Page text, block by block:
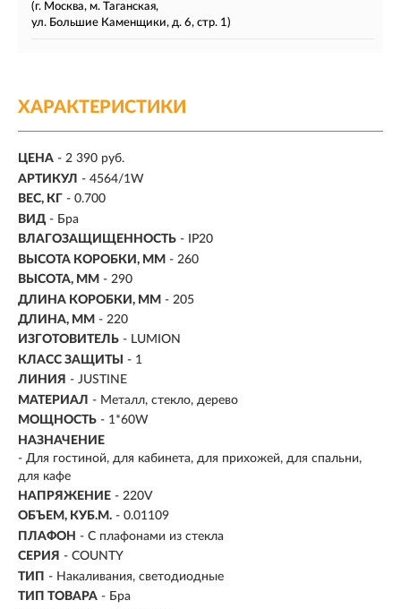
(г. Москва, м. Таганская,
ул. Большие Каменщики, д. 6, стр. 1)
ХАРАКТЕРИСТИКИ
ЦЕНА - 2 390 руб.
АРТИКУЛ - 4564/1W
ВЕС, КГ - 0.700
ВИД - Бра
ВЛАГОЗАЩИЩЕННОСТЬ - IP20
ВЫСОТА КОРОБКИ, ММ - 260
ВЫСОТА, ММ - 290
ДЛИНА КОРОБКИ, ММ - 205
ДЛИНА, ММ - 220
ИЗГОТОВИТЕЛЬ - LUMION
КЛАСС ЗАЩИТЫ
- 1
ЛИНИЯ - JUSTINE
МАТЕРИАЛ - Металл, стекло, дерево
МОЩНОСТЬ - 1*60W
НАЗНАЧЕНИЕ
- Для гостиной, для кабинета, для прихожей, для спальни,
для кафе
НАПРЯЖЕНИЕ - 220V
ОБЪЕМ, КУБ.М. - 0.01109
ПЛАФОН - С плафонами из стекла
СЕРИЯ - COUNTY
ТИП - Накаливания, светодиодные
ТИП ТОВАРА - Бра